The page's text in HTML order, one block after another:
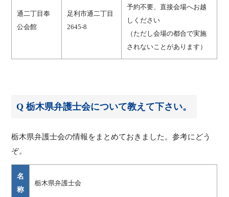
通二丁目奉
公会館
足利市通二丁目
2645-8
予約不要、直接会場へお越
しください
（ただし会場の都合で実施
されないことがあります）
Q 栃木県弁護士会について教えて下さい。
栃木県弁護士会の情報をまとめておきました。参考にどう
ぞ。
名
称
栃木県弁護士会